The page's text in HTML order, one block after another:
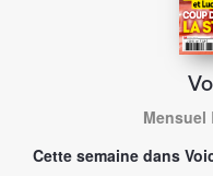
Mensuel
Cette semaine dans